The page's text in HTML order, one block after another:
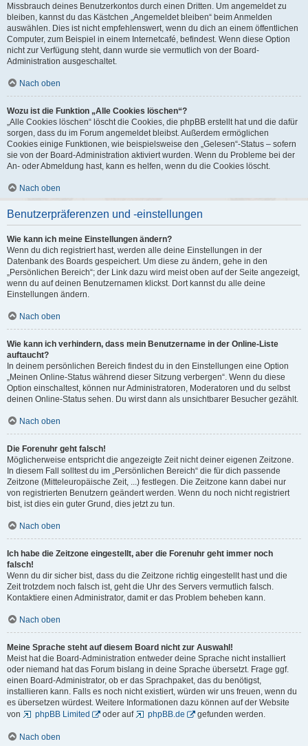
Missbrauch deines Benutzerkontos durch einen Dritten. Um angemeldet zu
bleiben, kannst du das Kästchen „Angemeldet bleiben“ beim Anmelden
auswählen. Dies ist nicht empfehlenswert, wenn du dich an einem öffentlichen
Computer, zum Beispiel in einem Internetcafé, befindest. Wenn diese Option
nicht zur Verfügung steht, dann wurde sie vermutlich von der Board-
Administration ausgeschaltet.
Nach oben
Wozu ist die Funktion „Alle Cookies löschen“?
„Alle Cookies löschen“ löscht die Cookies, die phpBB erstellt hat und die dafür
sorgen, dass du im Forum angemeldet bleibst. Außerdem ermöglichen
Cookies einige Funktionen, wie beispielsweise den „Gelesen“-Status – sofern
sie von der Board-Administration aktiviert wurden. Wenn du Probleme bei der
An- oder Abmeldung hast, kann es helfen, wenn du die Cookies löscht.
Nach oben
Benutzerpräferenzen und -einstellungen
Wie kann ich meine Einstellungen ändern?
Wenn du dich registriert hast, werden alle deine Einstellungen in der
Datenbank des Boards gespeichert. Um diese zu ändern, gehe in den
„Persönlichen Bereich“; der Link dazu wird meist oben auf der Seite angezeigt,
wenn du auf deinen Benutzernamen klickst. Dort kannst du alle deine
Einstellungen ändern.
Nach oben
Wie kann ich verhindern, dass mein Benutzername in der Online-Liste
auftaucht?
In deinem persönlichen Bereich findest du in den Einstellungen eine Option
„Meinen Online-Status während dieser Sitzung verbergen“. Wenn du diese
Option einschaltest, können nur Administratoren, Moderatoren und du selbst
deinen Online-Status sehen. Du wirst dann als unsichtbarer Besucher gezählt.
Nach oben
Die Forenuhr geht falsch!
Möglicherweise entspricht die angezeigte Zeit nicht deiner eigenen Zeitzone.
In diesem Fall solltest du im „Persönlichen Bereich“ die für dich passende
Zeitzone (Mitteleuropäische Zeit, ...) festlegen. Die Zeitzone kann dabei nur
von registrierten Benutzern geändert werden. Wenn du noch nicht registriert
bist, ist dies ein guter Grund, dies jetzt zu tun.
Nach oben
Ich habe die Zeitzone eingestellt, aber die Forenuhr geht immer noch
falsch!
Wenn du dir sicher bist, dass du die Zeitzone richtig eingestellt hast und die
Zeit trotzdem noch falsch ist, geht die Uhr des Servers vermutlich falsch.
Kontaktiere einen Administrator, damit er das Problem beheben kann.
Nach oben
Meine Sprache steht auf diesem Board nicht zur Auswahl!
Meist hat die Board-Administration entweder deine Sprache nicht installiert
oder niemand hat das Forum bislang in deine Sprache übersetzt. Frage ggf.
einen Board-Administrator, ob er das Sprachpaket, das du benötigst,
installieren kann. Falls es noch nicht existiert, würden wir uns freuen, wenn du
es übersetzen würdest. Weitere Informationen dazu können auf der Website
von
phpBB Limited oder auf phpBB.de gefunden werden.
Nach oben